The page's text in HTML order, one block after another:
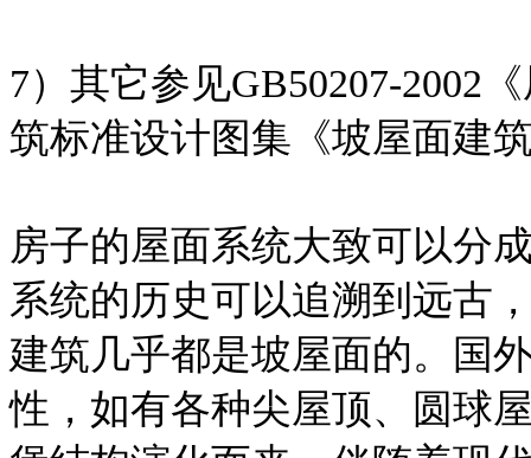
7）其它参见GB50207-2002
筑标准设计图集《坡屋面建
房子的屋面系统大致可以分
系统的历史可以追溯到远古
建筑几乎都是坡屋面的。国
性，如有各种尖屋顶、圆球